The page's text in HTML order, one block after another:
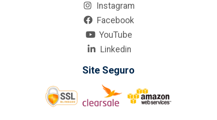
Instagram
Facebook
YouTube
Linkedin
Site Seguro